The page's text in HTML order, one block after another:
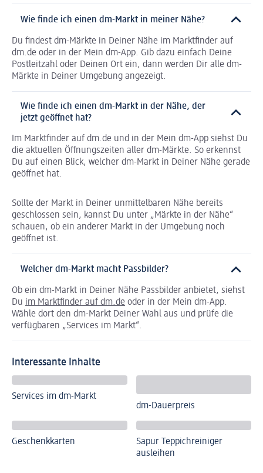
Wie finde ich einen dm-Markt in meiner Nähe?
Du findest dm-Märkte in Deiner Nähe im Marktfinder auf
dm.de oder in der Mein dm-App. Gib dazu einfach Deine
Postleitzahl oder Deinen Ort ein, dann werden Dir alle dm-
Märkte in Deiner Umgebung angezeigt.
Wie finde ich einen dm-Markt in der Nähe, der
jetzt geöffnet hat?
Im Marktfinder auf dm.de und in der Mein dm-App siehst Du
die aktuellen Öffnungszeiten aller dm-Märkte. So erkennst
Du auf einen Blick, welcher dm-Markt in Deiner Nähe gerade
geöffnet hat.
Sollte der Markt in Deiner unmittelbaren Nähe bereits
geschlossen sein, kannst Du unter „Märkte in der Nähe“
schauen, ob ein anderer Markt in der Umgebung noch
geöffnet ist.
Welcher dm-Markt macht Passbilder?
Ob ein dm-Markt in Deiner Nähe Passbilder anbietet, siehst
Du im Marktfinder auf dm.de oder in der Mein dm-App.
Wähle dort den dm-Markt Deiner Wahl aus und prüfe die
verfügbaren „Services im Markt“.
Interessante Inhalte
Services im dm-Markt
dm-Dauerpreis
Geschenkkarten
Sapur Teppichreiniger
ausleihen